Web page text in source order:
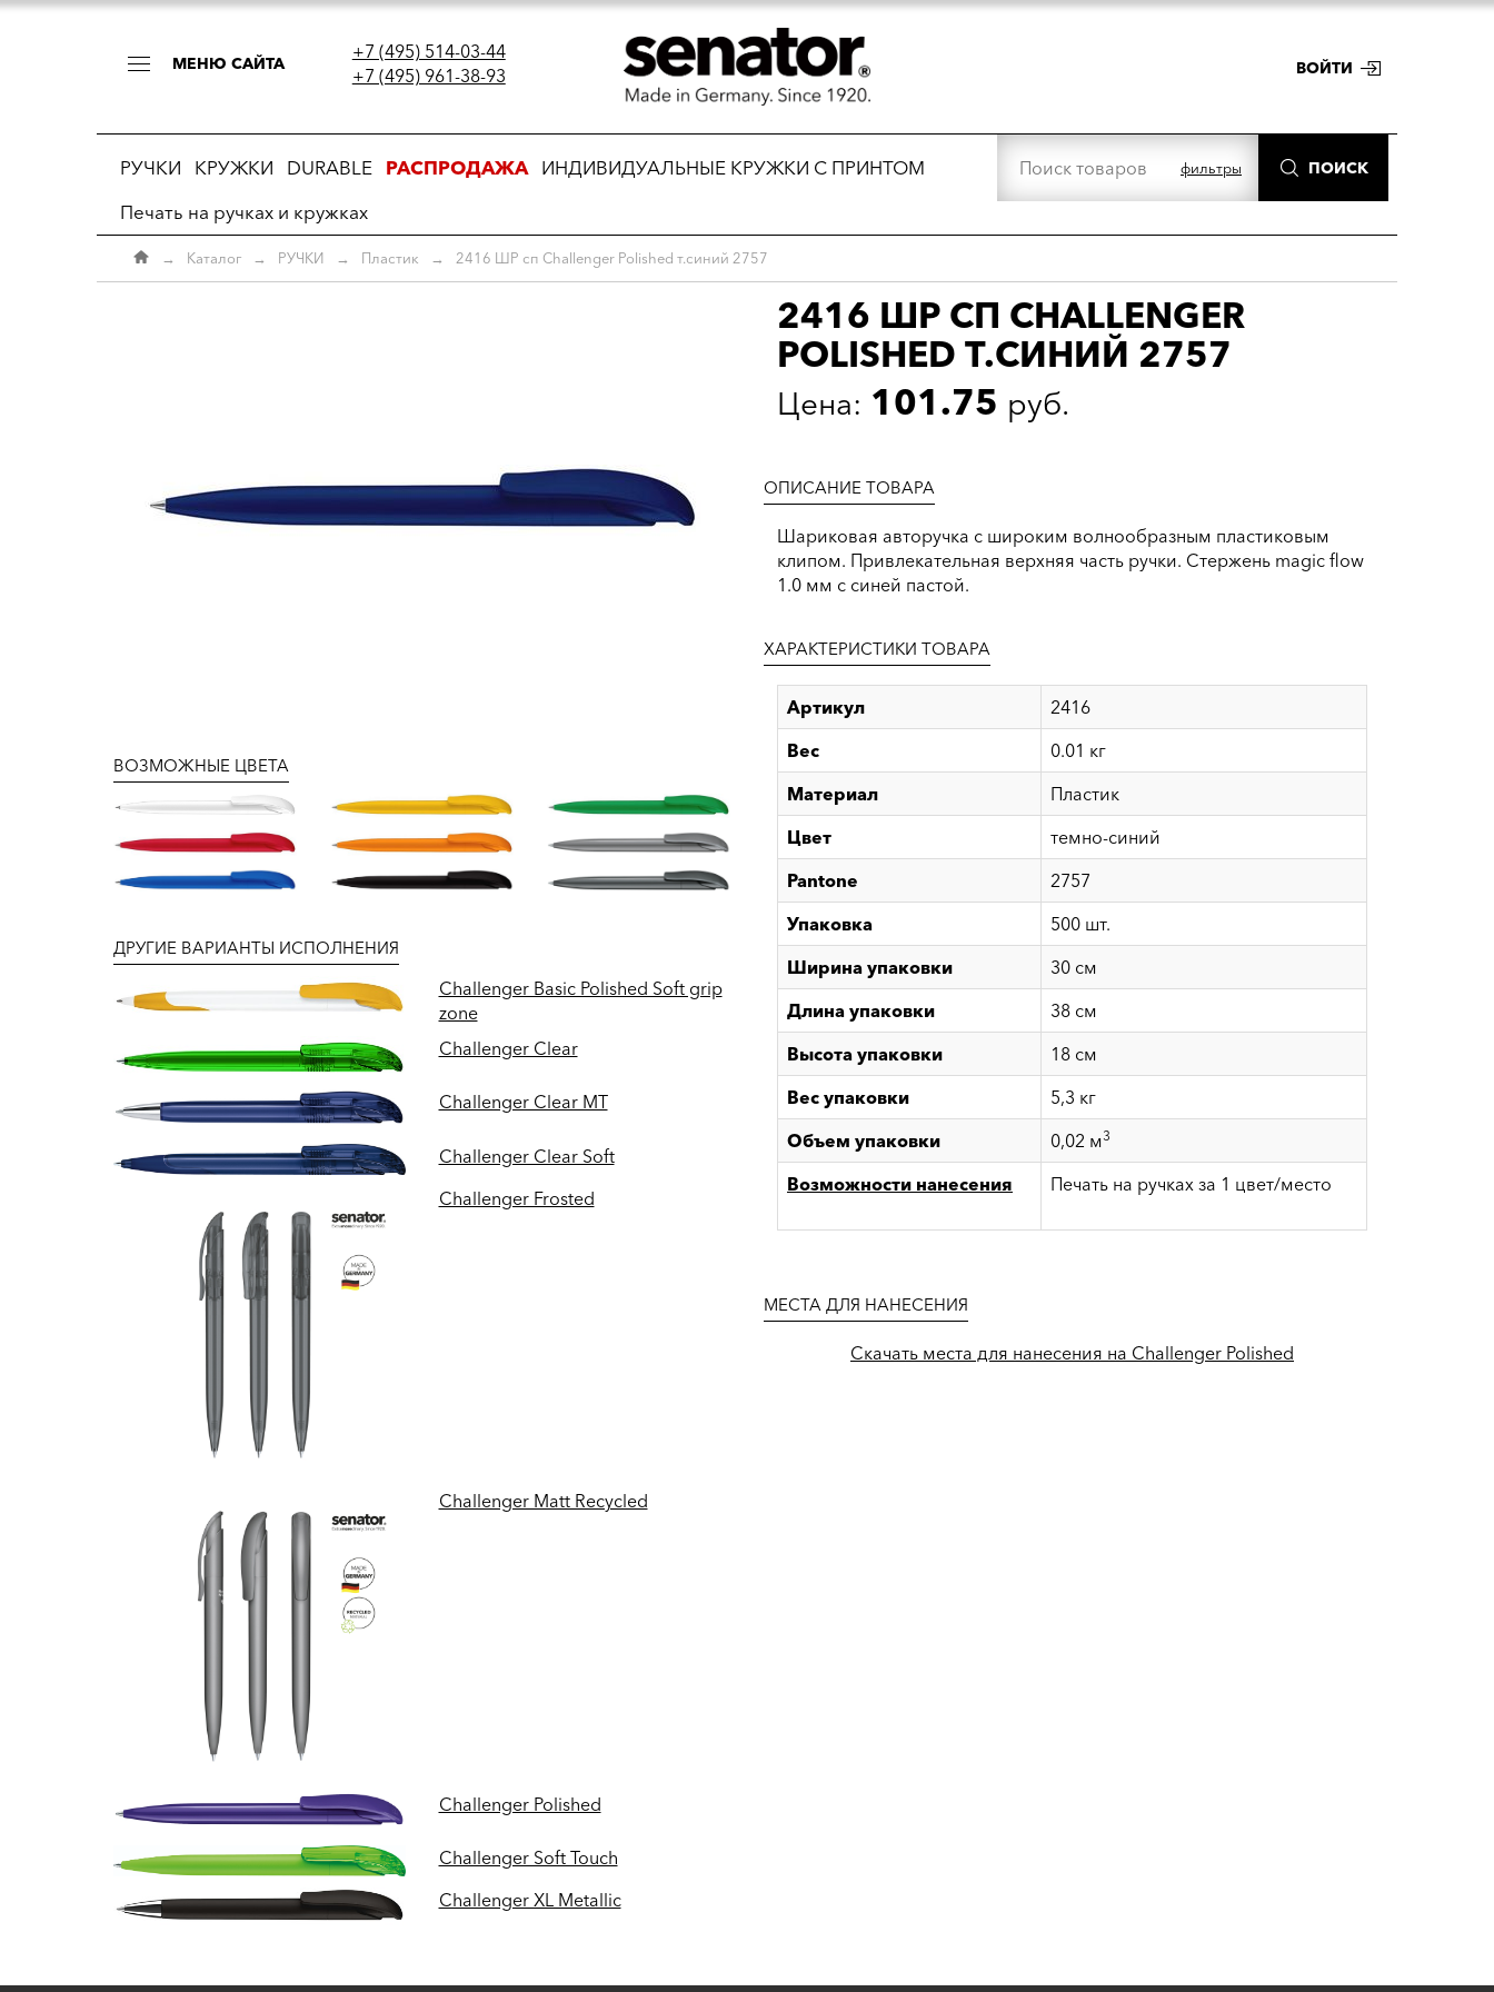
МЕНЮ САЙТА
+7 (495) 514-03-44
+7 (495) 961-38-93
ВОЙТИ
РУЧКИ КРУЖКИ DURABLE РАСПРОДАЖА
ИНДИВИДУАЛЬНЫЕ КРУЖКИ С ПРИНТОМ
Печать на ручках и кружках
фильтры ПОИСК
→ Каталог → РУЧКИ → Пластик → 2416 ШР сп Challenger Polished т.синий 2757
2416 ШР СП CHALLENGER
POLISHED Т.СИНИЙ 2757
Цена: 101.75 руб.
ОПИСАНИЕ ТОВАРА
Шариковая авторучка с широким волнообразным пластиковым
клипом. Привлекательная верхняя часть ручки. Cтержень magic flow
1.0 мм с синей пастой.
ХАРАКТЕРИСТИКИ ТОВАРА
Артикул
2416
Вес
0.01 кг
Материал
Пластик
Цвет
темно-синий
Pantone
2757
Упаковка
500 шт.
Ширина упаковки
30 см
Длина упаковки
38 см
Высота упаковки
18 см
Вес упаковки
5,3 кг
Объем упаковки
0,02 м3
Возможности нанесения Печать на ручках за 1 цвет/место
МЕСТА ДЛЯ НАНЕСЕНИЯ
Скачать места для нанесения на Challenger Polished
ВОЗМОЖНЫЕ ЦВЕТА
ДРУГИЕ ВАРИАНТЫ ИСПОЛНЕНИЯ
Challenger Basic Polished Soft grip
zone
Challenger Clear
Challenger Clear MT
Challenger Clear Soft
Challenger Frosted
Challenger Matt Recycled
Challenger Polished
Challenger Soft Touch
Challenger XL Metallic